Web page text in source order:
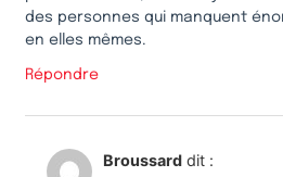
des personnes qui manquent
en elles mêmes.
Répondre
Broussard dit :